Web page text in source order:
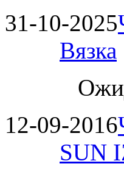
31-10-2025
Вязка
12-09-2016
SUN